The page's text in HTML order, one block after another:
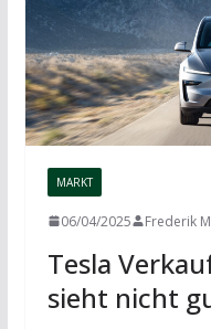
MARKT
06/04/2025 Frederik
Tesla
sieht nicht